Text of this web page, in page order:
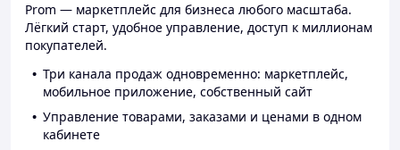
Prom — маркетплейс для бизнеса любого масштаба.
Лёгкий старт, удобное управление, доступ к миллионам
покупателей.
Три канала продаж одновременно: маркетплейс,
мобильное приложение, собственный сайт
Управление товарами, заказами и ценами в одном
кабинете